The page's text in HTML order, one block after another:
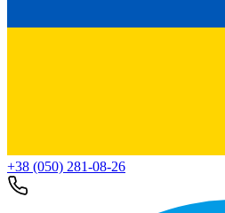
+38 (050) 281-08-26